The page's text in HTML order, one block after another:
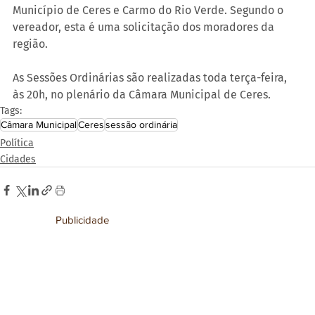
Município de Ceres e Carmo do Rio Verde. Segundo o
vereador, esta é uma solicitação dos moradores da
região.
As Sessões Ordinárias são realizadas toda terça-feira,
às 20h, no plenário da Câmara Municipal de Ceres.
Tags:
Câmara MunicipalCeressessão ordinária
Política
Cidades
Publicidade